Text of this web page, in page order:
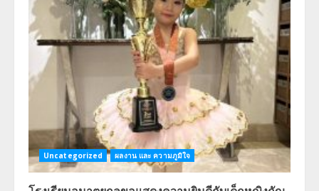
Uncategorized ผลงาน และ ความภูมิใจ